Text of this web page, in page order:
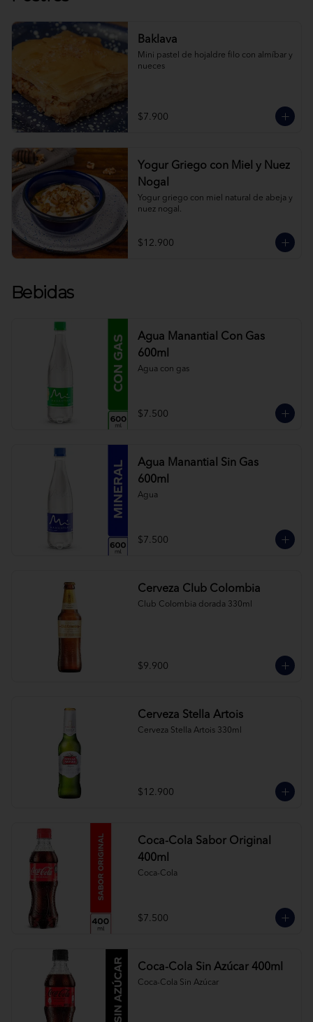
Baklava
Mini pastel de hojaldre filo con almíbar y
nueces
$7.900
Yogur Griego con Miel y Nuez
Nogal
Yogur griego con miel natural de abeja y
nuez nogal.
$12.900
Bebidas
Agua Manantial Con Gas
600ml
Agua con gas
$7.500
Agua Manantial Sin Gas
600ml
Agua
$7.500
Cerveza Club Colombia
Club Colombia dorada 330ml
$9.900
Cerveza Stella Artois
Cerveza Stella Artois 330ml
$12.900
Coca-Cola Sabor Original
400ml
Coca-Cola
$7.500
Coca-Cola Sin Azúcar 400ml
Coca-Cola Sin Azúcar